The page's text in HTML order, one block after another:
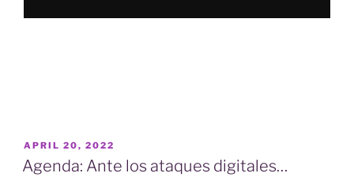
POSTED
ON
APRIL 20, 2022
Agenda: Ante los ataques digitales…